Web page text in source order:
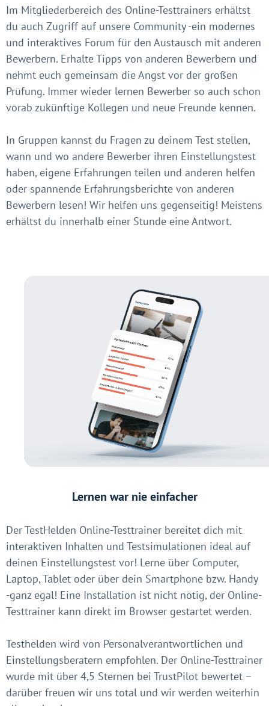
Im Mitgliederbereich des Online-Testtrainers erhältst
du auch Zugriff auf unsere Community -ein modernes
und interaktives Forum für den Austausch mit anderen
Bewerbern. Erhalte Tipps von anderen Bewerbern und
nehmt euch gemeinsam die Angst vor der großen
Prüfung. Immer wieder lernen Bewerber so auch schon
vorab zukünftige Kollegen und neue Freunde kennen.
In Gruppen kannst du Fragen zu deinem Test stellen,
wann und wo andere Bewerber ihren Einstellungstest
haben, eigene Erfahrungen teilen und anderen helfen
oder spannende Erfahrungsberichte von anderen
Bewerbern lesen! Wir helfen uns gegenseitig! Meistens
erhältst du innerhalb einer Stunde eine Antwort.
Lernen war nie einfacher
Der TestHelden Online-Testtrainer bereitet dich mit
interaktiven Inhalten und Testsimulationen ideal auf
deinen Einstellungstest vor! Lerne über Computer,
Laptop, Tablet oder über dein Smartphone bzw. Handy
-ganz egal! Eine Installation ist nicht nötig, der Online-
Testtrainer kann direkt im Browser gestartet werden.
Testhelden wird von Personalverantwortlichen und
Einstellungsberatern empfohlen. Der Online-Testtrainer
wurde mit über 4,5 Sternen bei TrustPilot bewertet –
darüber freuen wir uns total und wir werden weiterhin